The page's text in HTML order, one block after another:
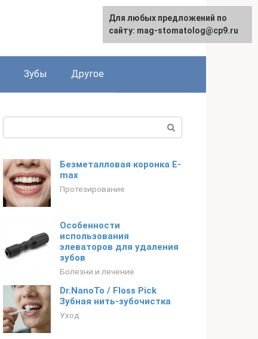
Зубы Другое
Безметалловая коронка E-
max
Протезирование
Особенности
использования
элеваторов для удаления
зубов
Болезни и лечение
Dr.NanoTo / Floss Pick
Зубная нить-зубочистка
Уход
Для любых предложений по
сайту: mag-stomatolog@cp9.ru